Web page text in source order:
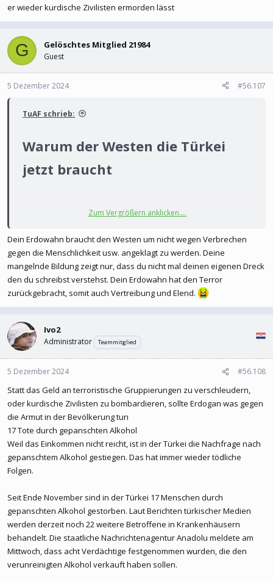
er wieder kurdische Zivilisten ermorden lässt
G Gelöschtes Mitglied 21984
Guest
5 Dezember 2024 #56.107
TuAF schrieb:
Warum der Westen die Türkei
jetzt braucht​
Europäer und Amerikaner sollten über den türkischen Präsidenten
Sonst drohen erneute Vertreibung und die Rückkehr des Terrors.
(S+) Meinung: Türkei: Warum der Westen die Unterstützung von Präsident Erdoğan in Syrien braucht
Europäer und Amerikaner sollten über den türkischen
Präsidenten Erdoğan versuchen, auf die Konfliktparteien in
Rückkehr des Terrors.
www.spiegel.de
Zum Vergrößern anklicken....
Dein Erdowahn braucht den Westen um nicht wegen Verbrechen
gegen die Menschlichkeit usw. angeklagt zu werden. Deine
mangelnde Bildung zeigt nur, dass du nicht mal deinen eigenen Dreck
den du schreibst verstehst. Dein Erdowahn hat den Terror
zurückgebracht, somit auch Vertreibung und Elend.
Ivo2
Administrator Teammitglied
5 Dezember 2024 #56.108
Statt das Geld an terroristische Gruppierungen zu verschleudern,
oder kurdische Zivilisten zu bombardieren, sollte Erdogan was gegen
die Armut in der Bevölkerung tun
17 Tote durch gepanschten Alkohol
Weil das Einkommen nicht reicht, ist in der Türkei die Nachfrage nach
gepanschtem Alkohol gestiegen. Das hat immer wieder tödliche
Folgen.
Seit Ende November sind in der Türkei 17 Menschen durch
gepanschten Alkohol gestorben. Laut Berichten türkischer Medien
werden derzeit noch 22 weitere Betroffene in Krankenhäusern
behandelt. Die staatliche Nachrichtenagentur Anadolu meldete am
Mittwoch, dass acht Verdächtige festgenommen wurden, die den
verunreinigten Alkohol verkauft haben sollen.